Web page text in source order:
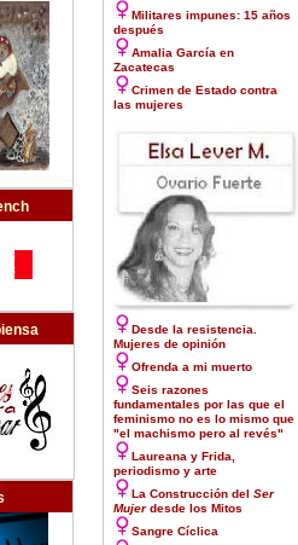
Militares impunes: 15 años
después
Amalia García en
Zacatecas
Crimen de Estado contra
las mujeres
Desde la resistencia.
Mujeres de opinión
Ofrenda a mi muerto
Seis razones
fundamentales por las que el
feminismo no es lo mismo que
"el machismo pero al revés"
Laureana y Frida,
periodismo y arte
La Construcción del Ser
Mujerdesde los Mitos
Sangre Cíclica